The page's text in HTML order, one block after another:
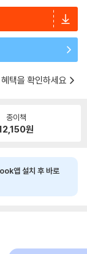
택을 확인하세요
종이책
원
앱 설치 후 바로